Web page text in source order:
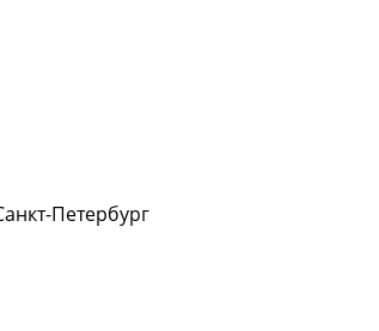
Петербург